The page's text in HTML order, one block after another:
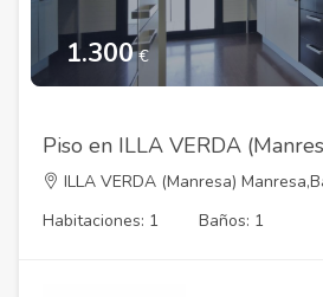
1.300€
Piso en ILLA VERDA
ILLA VERDA (Manresa)
Habitaciones: 1
Baños: 1